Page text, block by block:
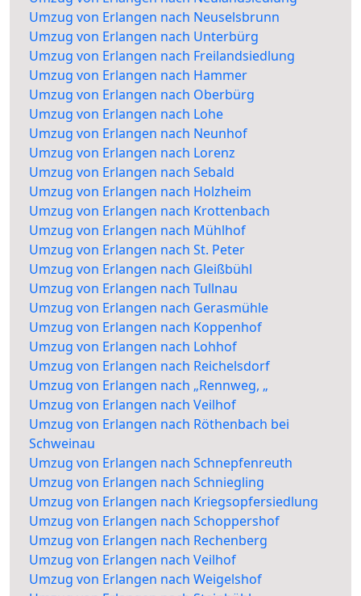
Umzug von Erlangen nach Neuselsbrunn
Umzug von Erlangen nach Unterbürg
Umzug von Erlangen nach Freilandsiedlung
Umzug von Erlangen nach Hammer
Umzug von Erlangen nach Oberbürg
Umzug von Erlangen nach Lohe
Umzug von Erlangen nach Neunhof
Umzug von Erlangen nach Lorenz
Umzug von Erlangen nach Sebald
Umzug von Erlangen nach Holzheim
Umzug von Erlangen nach Krottenbach
Umzug von Erlangen nach Mühlhof
Umzug von Erlangen nach St. Peter
Umzug von Erlangen nach Gleißbühl
Umzug von Erlangen nach Tullnau
Umzug von Erlangen nach Gerasmühle
Umzug von Erlangen nach Koppenhof
Umzug von Erlangen nach Lohhof
Umzug von Erlangen nach Reichelsdorf
Umzug von Erlangen nach „Rennweg, „
Umzug von Erlangen nach Veilhof
Umzug von Erlangen nach Röthenbach bei
Schweinau
Umzug von Erlangen nach Schnepfenreuth
Umzug von Erlangen nach Schniegling
Umzug von Erlangen nach Kriegsopfersiedlung
Umzug von Erlangen nach Schoppershof
Umzug von Erlangen nach Rechenberg
Umzug von Erlangen nach Veilhof
Umzug von Erlangen nach Weigelshof